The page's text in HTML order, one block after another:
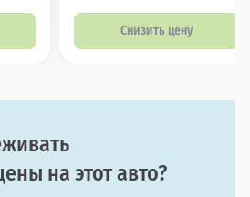
Снизить цену
на этот авто?